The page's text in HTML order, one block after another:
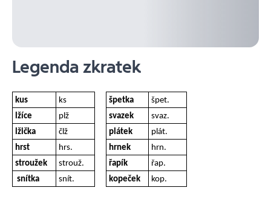
Legenda zkratek
kus ks špetka
špet.
lžíce
plž svazek
svaz.
lžička
člž plátek
plát.
hrst
hrs. hrnek
hrn.
stroužek
strouž. řapík
řap.
snítka
snít. kopeček kop.